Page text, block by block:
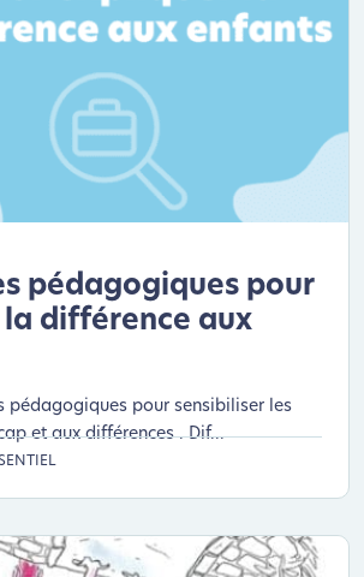
pédagogiques pour
différence aux
pédagogiques pour sensibiliser les
et aux différences . Dif...